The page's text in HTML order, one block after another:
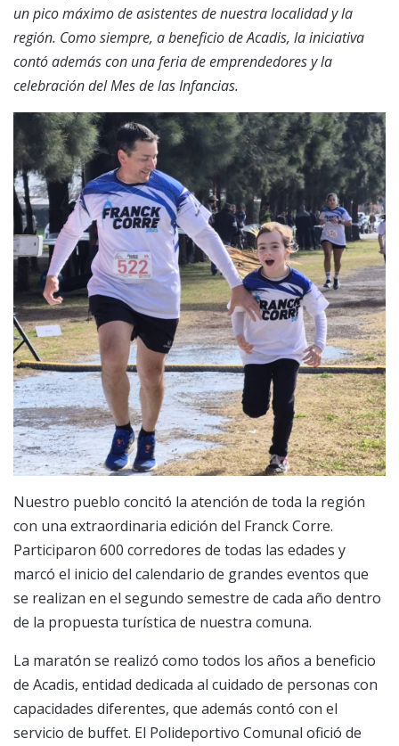
un pico máximo de asistentes de nuestra localidad y la
región. Como siempre, a beneficio de Acadis, la iniciativa
contó además con una feria de emprendedores y la
celebración del Mes de las Infancias.
Nuestro pueblo concitó la atención de toda la región
con una extraordinaria edición del Franck Corre.
Participaron 600 corredores de todas las edades y
marcó el inicio del calendario de grandes eventos que
se realizan en el segundo semestre de cada año dentro
de la propuesta turística de nuestra comuna.
La maratón se realizó como todos los años a beneficio
de Acadis, entidad dedicada al cuidado de personas con
capacidades diferentes, que además contó con el
servicio de buffet. El Polideportivo Comunal ofició de